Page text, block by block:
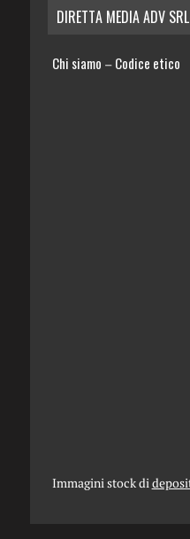
DIRETTA MEDIA ADV
Chi siamo – Codice etico
Immagini stock di